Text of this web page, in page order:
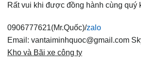
Rất vui khi được đồng hành cùng quý
0906777621(Mr.Quốc)/zalo
Email: vantaiminhquoc@gmail.com
Kho và Bãi xe công ty